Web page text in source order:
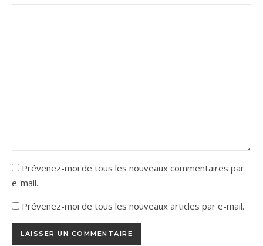
Prévenez-moi de tous les nouveaux commentaires par
e-mail.
Prévenez-moi de tous les nouveaux articles par e-mail.